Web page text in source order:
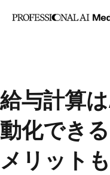
給与計算
動化でき
メリット